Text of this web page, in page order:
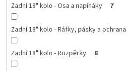
Zadní 18" kolo - Osa a napínáky 7
Zadní 18" kolo - Ráfky, pásky a ochrana
Zadní 18" kolo - Rozpěrky 8